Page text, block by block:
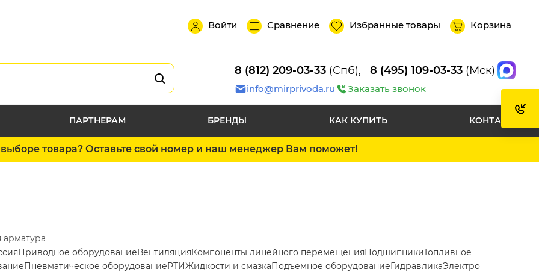
Войти Сравнение Избранные товары Корзина
8 (812) 209-03-33 (Спб), 8 (495) 109-03-33 (Мск)
info@mirprivoda.ru Заказать звонок
ПАРТНЕРАМ БРЕНДЫ КАК КУПИТЬ КОНТАКТЫ
товара? Оставьте свой номер и наш менеджер Вам поможет!
арматура
Приводное оборудованиеВентиляцияКомпоненты линейного перемещенияПодшипникиТопливное
Пневматическое оборудованиеРТИЖидкости и смазкаПодъемное оборудованиеГидравликаЭлектро